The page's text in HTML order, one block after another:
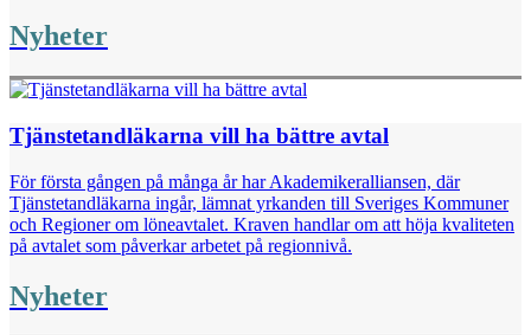
Nyheter
Tjänstetandläkarna vill ha bättre avtal
För första gången på många år har Akademikeralliansen, där
Tjänstetandläkarna ingår, lämnat yrkanden till Sveriges Kommuner
och Regioner om löneavtalet. Kraven handlar om att höja kvaliteten
på avtalet som påverkar arbetet på regionnivå.
Nyheter